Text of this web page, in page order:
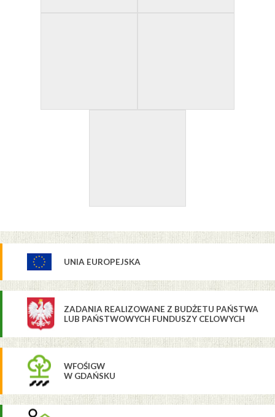
UNIA EUROPEJSKA
ZADANIA REALIZOWANE Z BUDŻETU PAŃSTWA
LUB PAŃSTWOWYCH FUNDUSZY CELOWYCH
WFOŚIGW
W GDAŃSKU